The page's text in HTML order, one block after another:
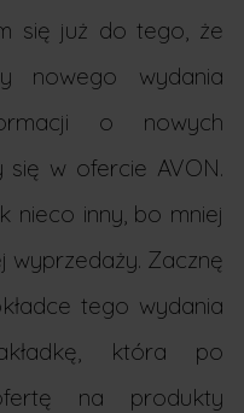
się już do tego, że
nowego wydania
o nowych
się w ofercie AVON.
nieco inny, bo mniej
wyprzedaży. Zacznę
tego wydania
która po
na produkty